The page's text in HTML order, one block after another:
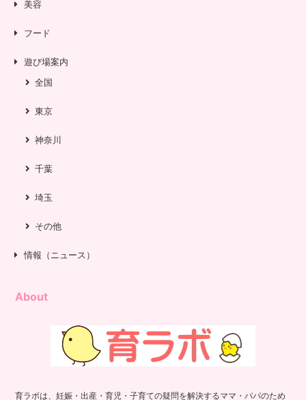
美容
フード
遊び場案内
全国
東京
神奈川
千葉
埼玉
その他
情報（ニュース）
About
育ラボは、妊娠・出産・育児・子育ての疑問を解決するママ・パパのため